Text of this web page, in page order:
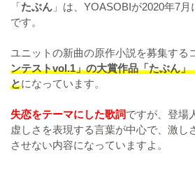
「 たぶん 」は、YOASOBIが2020年7
です。
ユニットの新曲の原作小説を募集する
ンテストvol.1」の大賞作品「たぶん」
とになっています。
失恋をテーマにした歌詞ですが、登場
虚しさを表現する言葉が中心で、激し
させない内容になっていますよ。